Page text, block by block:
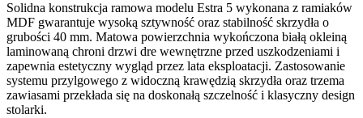
Solidna konstrukcja ramowa modelu Estra 5 wykonana z ramiaków
MDF gwarantuje wysoką sztywność oraz stabilność skrzydła o
grubości 40 mm. Matowa powierzchnia wykończona białą okleiną
laminowaną chroni drzwi dre wewnętrzne przed uszkodzeniami i
zapewnia estetyczny wygląd przez lata eksploatacji. Zastosowanie
systemu przylgowego z widoczną krawędzią skrzydła oraz trzema
zawiasami przekłada się na doskonałą szczelność i klasyczny design
stolarki.